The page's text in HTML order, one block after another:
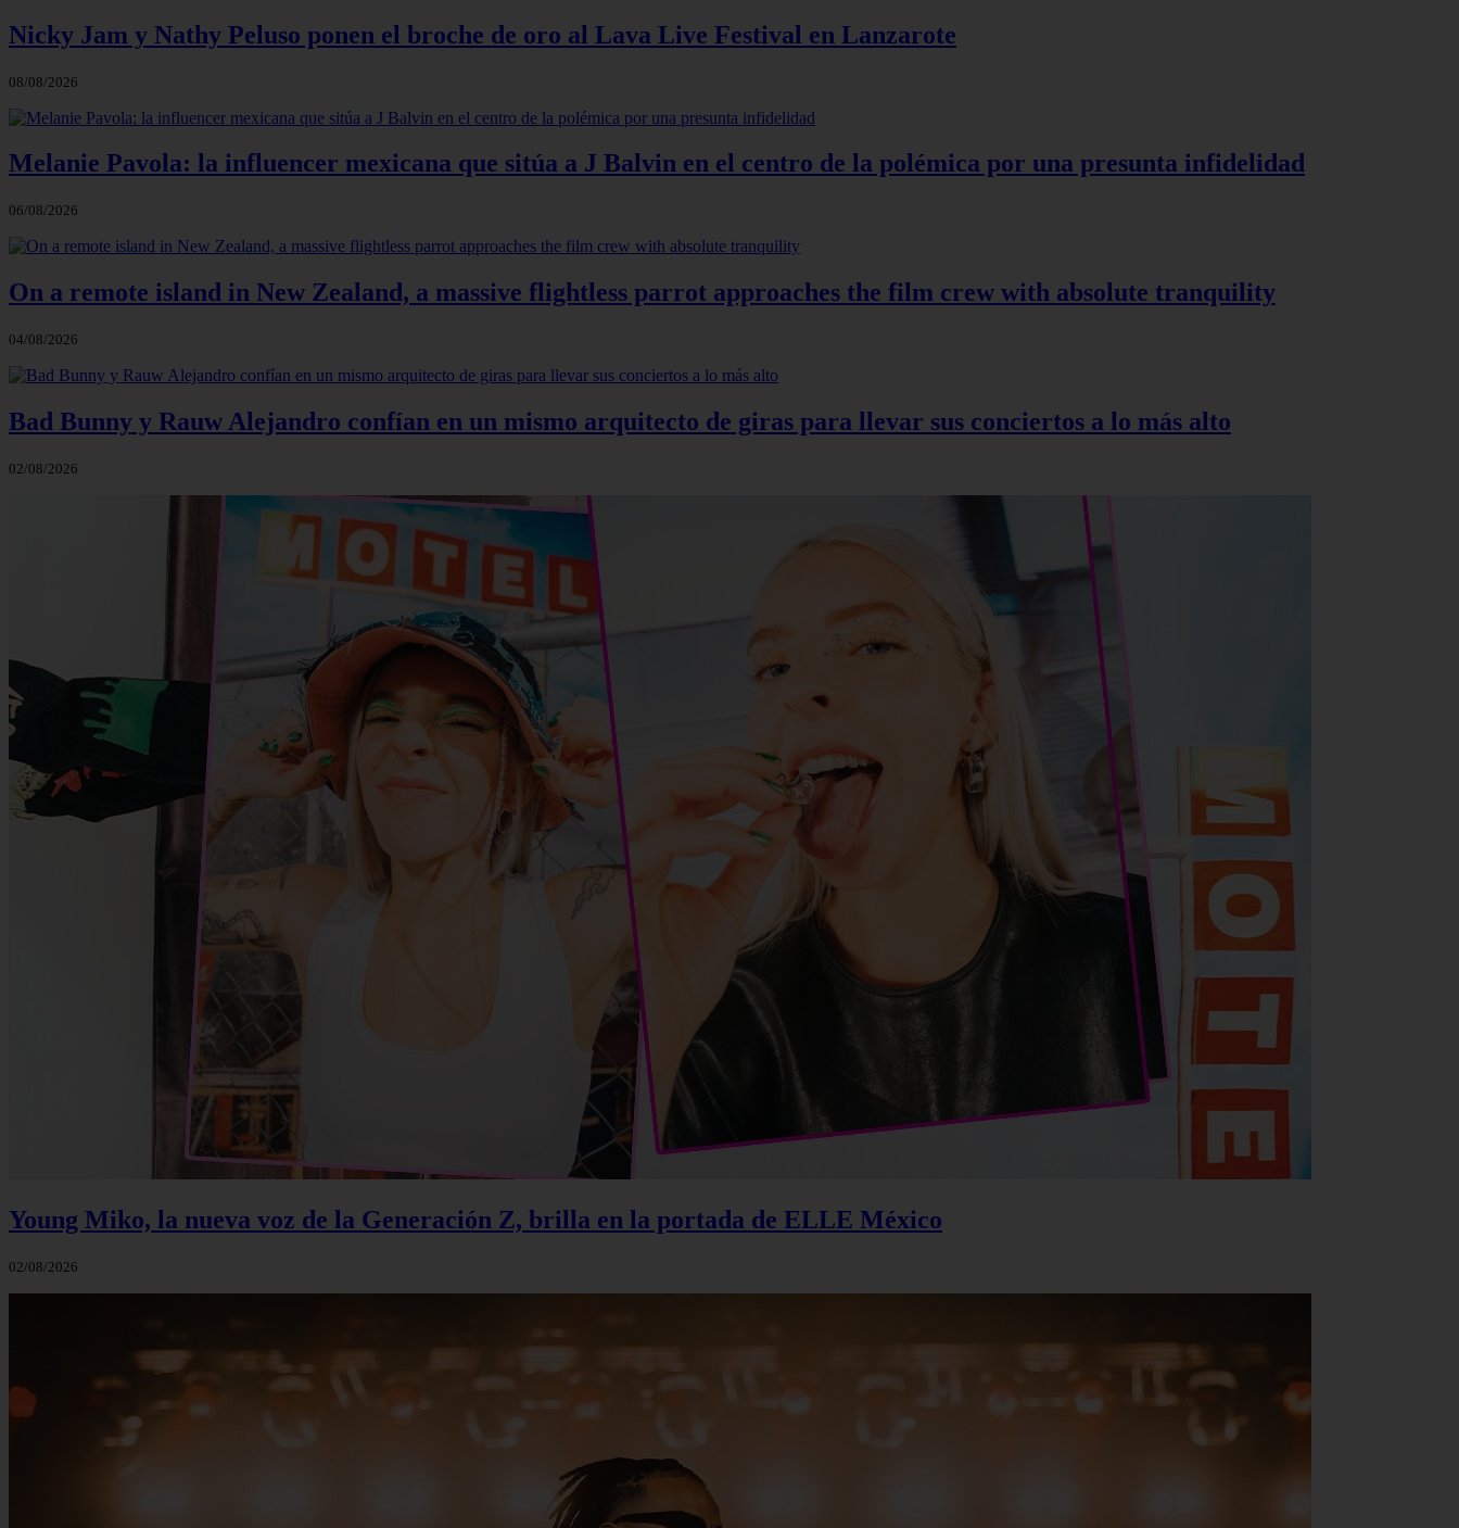
Nicky Jam y Nathy Peluso ponen el broche de oro al Lava Live Festival en Lanzarote
08/08/2026
Melanie Pavola: la influencer mexicana que sitúa a J Balvin en el centro de la polémica por una presunta infidelidad
06/08/2026
On a remote island in New Zealand, a massive flightless parrot approaches the film crew with absolute tranquility
04/08/2026
Bad Bunny y Rauw Alejandro confían en un mismo arquitecto de giras para llevar sus conciertos a lo más alto
02/08/2026
Young Miko, la nueva voz de la Generación Z, brilla en la portada de ELLE México
02/08/2026